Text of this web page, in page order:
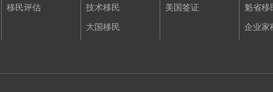
移民评估 技术移民
大国移民
美国签证 魁省移
企业家